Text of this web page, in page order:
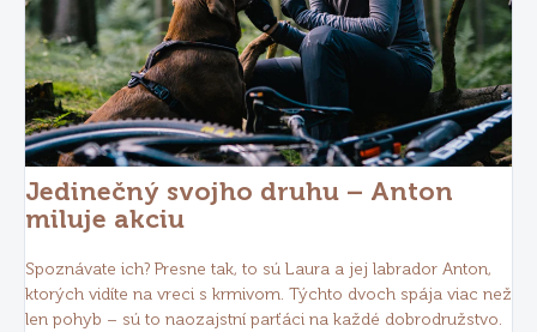
Jedinečný svojho druhu – Anton
miluje akciu
Spoznávate ich? Presne tak, to sú Laura a jej labrador Anton,
ktorých vidíte na vreci s krmivom. Týchto dvoch spája viac než
len pohyb – sú to naozajstní parťáci na každé dobrodružstvo.